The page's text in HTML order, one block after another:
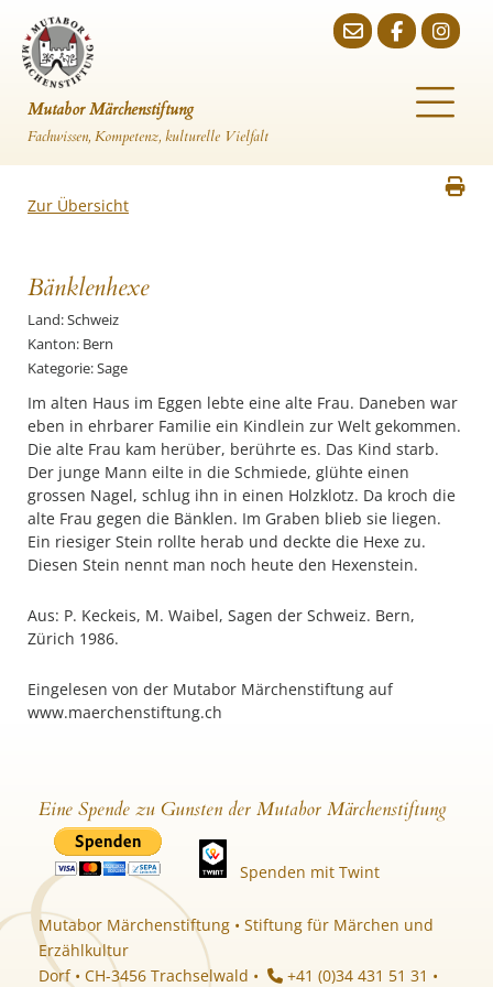
Mutabor Märchenstiftung
Fachwissen, Kompetenz, kulturelle Vielfalt
Zur Übersicht
Bänklenhexe
Land: Schweiz
Kanton: Bern
Kategorie: Sage
Im alten Haus im Eggen lebte eine alte Frau. Daneben war
eben in ehrbarer Familie ein Kindlein zur Welt gekommen.
Die alte Frau kam herüber, berührte es. Das Kind starb.
Der junge Mann eilte in die Schmiede, glühte einen
grossen Nagel, schlug ihn in einen Holzklotz. Da kroch die
alte Frau gegen die Bänklen. Im Graben blieb sie liegen.
Ein riesiger Stein rollte herab und deckte die Hexe zu.
Diesen Stein nennt man noch heute den Hexenstein.
Aus: P. Keckeis, M. Waibel, Sagen der Schweiz. Bern,
Zürich 1986.
Eingelesen von der Mutabor Märchenstiftung auf
www.maerchenstiftung.ch
Eine Spende zu Gunsten der Mutabor Märchenstiftung
Spenden mit Twint
Mutabor Märchenstiftung • Stiftung für Märchen und
Erzählkultur
Dorf • CH-3456 Trachselwald •
+41 (0)34 431 51 31 •